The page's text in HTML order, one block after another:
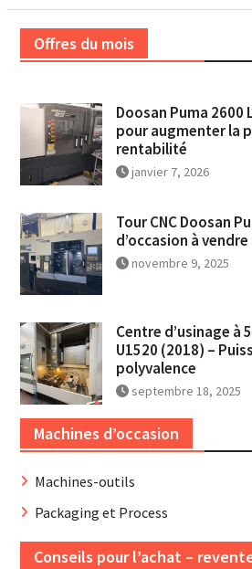
Offres du mois
Doosan Puma 2600
pour augmenter la
rentabilité
janvier 7, 2026
Tour CNC Doosan
d’occasion à vendre
novembre 9, 2025
Centre d’usinage à
U1520 (2018) –
polyvalence
septembre 18, 2025
Machines d’occasion
Machines-outils
Packaging et Process
Conseils pour l’achat –